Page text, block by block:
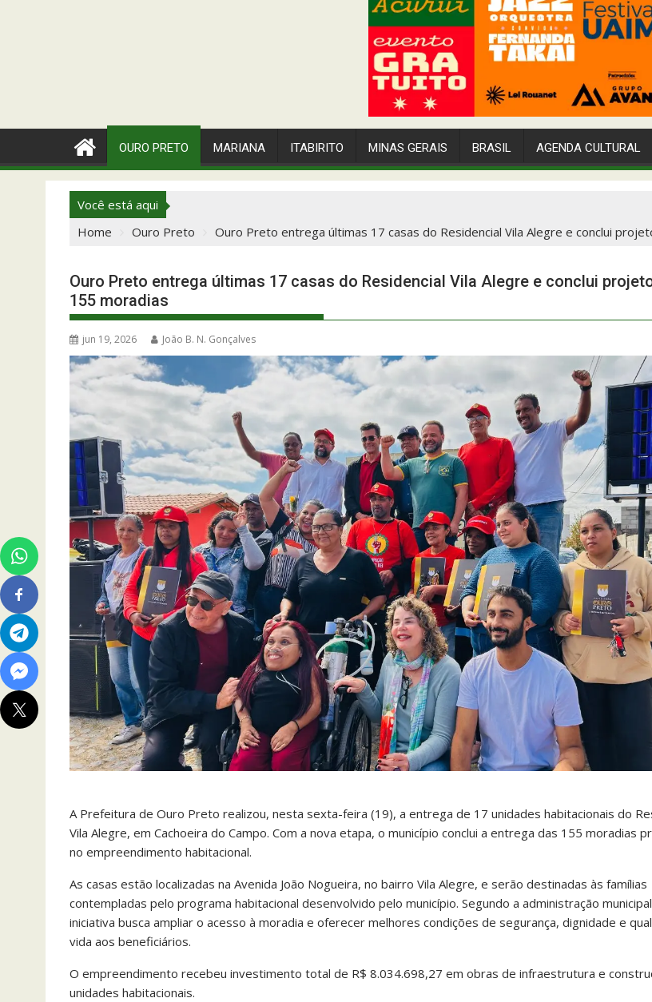
OURO PRETO MARIANA ITABIRITO MINAS GERAIS BRASIL AGENDA CULTURAL
Você está aqui
Home
Ouro Preto Ouro Preto entrega últimas 17 casas do Residencial Vila Alegre e conclui
Ouro Preto entrega últimas 17 casas do Residencial Vila Alegre e conclui
155 moradias
jun 19, 2026 João B. N. Gonçalves
A Prefeitura de Ouro Preto realizou, nesta sexta-feira (19), a entrega de 17 unidades habitacionais do
Vila Alegre, em Cachoeira do Campo. Com a nova etapa, o município conclui a entrega das 155 moradias
no empreendimento habitacional.
As casas estão localizadas na Avenida João Nogueira, no bairro Vila Alegre, e serão destinadas às famílias
contempladas pelo programa habitacional desenvolvido pelo município. Segundo a administração
iniciativa busca ampliar o acesso à moradia e oferecer melhores condições de segurança, dignidade e
vida aos beneficiários.
O empreendimento recebeu investimento total de R$ 8.034.698,27 em obras de infraestrutura e
unidades habitacionais.